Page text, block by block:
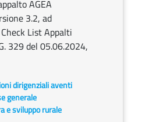
AGEA
3.2, ad
List Appalti
329 del 05.06.2024,
dirigenziali aventi
generale
e sviluppo rurale